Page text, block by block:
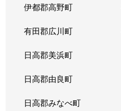
伊都郡高野町
有田郡広川町
日高郡美浜町
日高郡由良町
日高郡みなべ町